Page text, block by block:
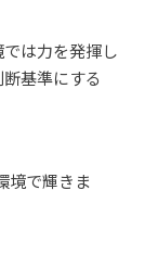
は力を発揮し
基準にする
境で輝きま